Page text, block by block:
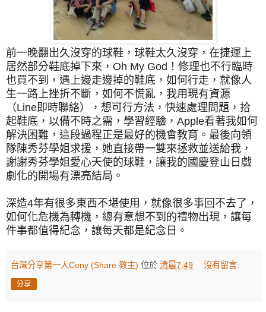
前一晚翻出久沒穿的球鞋，球鞋太久沒穿，在捷運上
居然部分鞋底掉下來，Oh My God！修理也不行臨時
也買不到，遇上邊走邊掉的鞋底，如何行走，就像人
生一路上挫折不斷，如何不慌亂，我用現有資源
（Line即時聯絡），想可行方法，快速處理問題，拾
起鞋底，以備不時之需，學習經驗，Apple看著我如何
解決困難，這段過程正是最好的機會教育。最後向領
隊陳秀芬學姐求援，她直接帶一雙來拯救並送給我，
謝謝秀芬學姐愛心天使的球鞋，讓我的國慶登山日戲
劇化的開場有漂亮結局。
深造4年有很多東西不堪使用，就像很多事回不去了，
如何化危機為轉機，總有意想不到的禮物出現，讓每
件事都值得紀念，讓每天都是紀念日。
台灣分享第一人Cony (Share 教主) 位於 清晨7:49 沒有留言:
分享